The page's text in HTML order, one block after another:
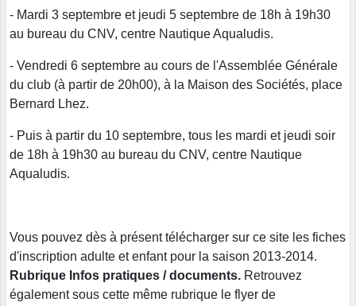
- Mardi 3 septembre et jeudi 5 septembre de 18h à 19h30
au bureau du CNV, centre Nautique Aqualudis.
- Vendredi 6 septembre au cours de l'Assemblée Générale
du club (à partir de 20h00), à la Maison des Sociétés, place
Bernard Lhez.
- Puis à partir du 10 septembre, tous les mardi et jeudi soir
de 18h à 19h30 au bureau du CNV, centre Nautique
Aqualudis.
Vous pouvez dès à présent télécharger sur ce site les fiches
d'inscription adulte et enfant pour la saison 2013-2014.
Rubrique Infos pratiques / documents. Retrouvez
également sous cette même rubrique le flyer de